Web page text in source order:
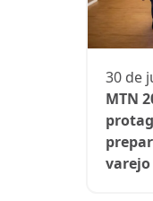
30 de
MTN